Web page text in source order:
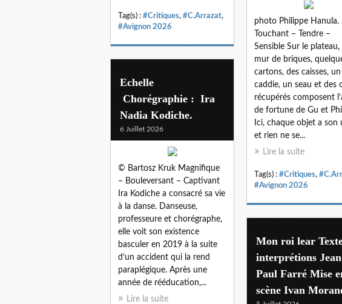
Tag(s) : #Critiques, #C.Arrazat,
#Avignon 2026
photo Philippe Hanula.
Touchant – Tendre –
Sensible Sur le plateau,
mur de briques,
cartons, des caisses, un
caddie, un seau et des
récupérés composent
de fortune de Gu et
Ici, chaque objet a son
et rien ne se...
Lire la suite
Tag(s) : #Critiques,
#Avignon 2026
Echelle
Chorégraphie : Ira
Nadia Kodiche.
6 Juillet 2026
© Bartosz Kruk Magnifique
– Bouleversant – Captivant
Ira Kodiche a consacré sa vie
à la danse. Danseuse,
professeure et chorégraphe,
elle voit son existence
basculer en 2019 à la suite
d’un accident qui la rend
paraplégique. Après une
année de rééducation,...
Lire la suite
Mon roi lear
interprétions
Paul Farré Mise
scène Ivan